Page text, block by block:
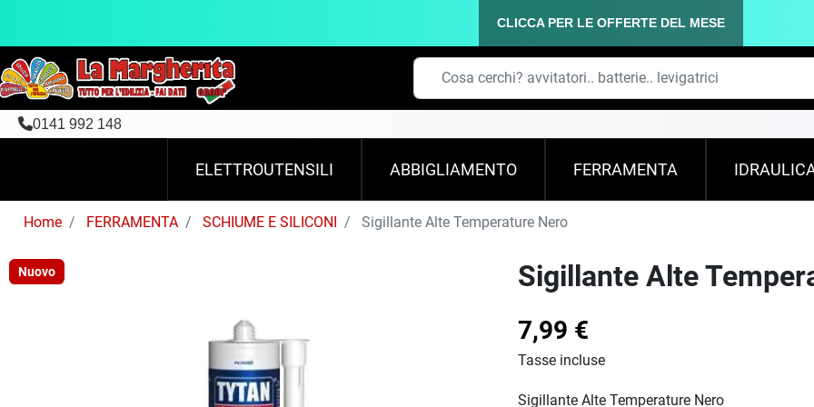
CLICCA PER LE OFFERTE DEL MESE
0141 992 148
ELETTROUTENSILI ABBIGLIAMENTO FERRAMENTA
Home FERRAMENTA SCHIUME E SILICONI Sigillante Alte Temperature Nero
Nuovo Sigillante Alte
7,99 €
Tasse incluse
Sigillante Alte Temperature Nero